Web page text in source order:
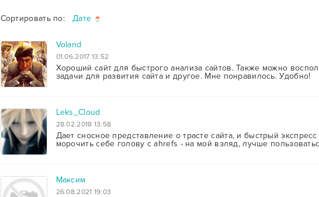
Сортировать по: Дате
Voland
01.06.2017 13:52
Хороший сайт для быстрого анализа сайтов. Также можно
задачи для развития сайта и другое. Мне понравилось. Удобно!
Leks_Cloud
28.02.2018 13:58
Дает сносное представление о трасте сайта, и быстрый
морочить себе голову с ahrefs - на мой взляд, лучше
Максим
26.08.2021 19:03